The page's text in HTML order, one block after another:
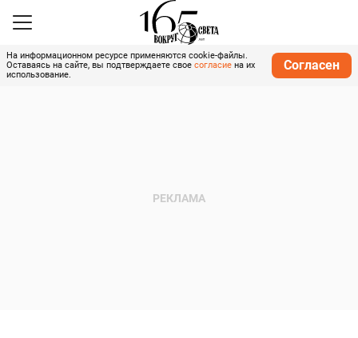
На информационном ресурсе применяются cookie-файлы.
Оставаясь на сайте, вы подтверждаете свое согласие на их
использование.
Согласен